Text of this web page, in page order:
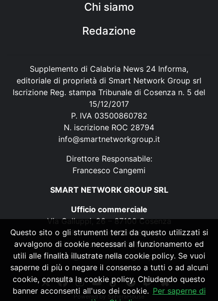
Chi siamo
Redazione
Supplemento di Calabria News 24 Informa,
editoriale di proprietà di Smart Network Group srl
Iscrizione Reg. stampa Tribunale di Cosenza n. 5 del
15/12/2017
P. IVA 03500860782
N. iscrizione ROC 28794
info@smartnetworkgroup.it
Direttore Responsabile:
Francesco Cangemi
SMART NETWORK GROUP SRL
Ufficio commerciale
Via Galluppi, 26 – 87100 Cosenza
P. IVA 03500860782
N. iscrizione ROC 28794
info@smartnetworkgroup.it
Powered by SpheraHouse
Questo sito o gli strumenti terzi da questo utilizzati si
avvalgono di cookie necessari al funzionamento ed
utili alle finalità illustrate nella cookie policy. Se vuoi
saperne di più o negare il consenso a tutti o ad alcuni
cookie, consulta la cookie policy. Chiudendo questo
banner acconsenti all'uso dei cookie. Per saperne di